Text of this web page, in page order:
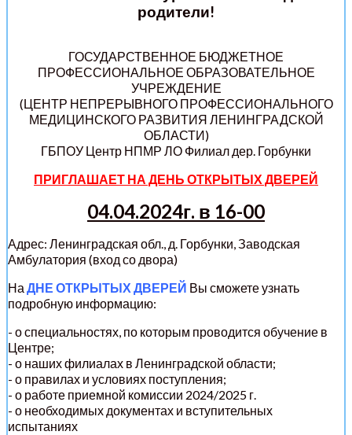
родители!
ГОСУДАРСТВЕННОЕ БЮДЖЕТНОЕ
ПРОФЕССИОНАЛЬНОЕ ОБРАЗОВАТЕЛЬНОЕ
УЧРЕЖДЕНИЕ
(ЦЕНТР НЕПРЕРЫВНОГО ПРОФЕССИОНАЛЬНОГО
МЕДИЦИНСКОГО РАЗВИТИЯ ЛЕНИНГРАДСКОЙ
ОБЛАСТИ)
ГБПОУ Центр НПМР ЛО Филиал дер. Горбунки
ПРИГЛАШАЕТ НА ДЕНЬ ОТКРЫТЫХ ДВЕРЕЙ
04.04.2024г. в 16-00
Адрес: Ленинградская обл., д. Горбунки, Заводская
Амбулатория (вход со двора)
На ДНЕ ОТКРЫТЫХ ДВЕРЕЙ Вы сможете узнать
подробную информацию:
- о специальностях, по которым проводится обучение в
Центре;
- о наших филиалах в Ленинградской области;
- о правилах и условиях поступления;
- о работе приемной комиссии 2024/2025 г.
- о необходимых документах и вступительных
испытаниях